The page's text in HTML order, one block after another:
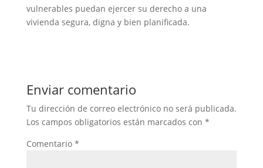
vulnerables puedan ejercer su derecho a una
vivienda segura, digna y bien planificada.
Enviar comentario
Tu dirección de correo electrónico no será publicada.
Los campos obligatorios están marcados con *
Comentario *